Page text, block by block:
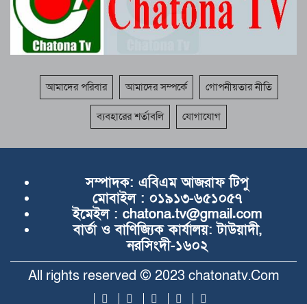
আমাদের পরিবার আমাদের সম্পর্কে গোপনীয়তার নীতি
ব্যবহারের শর্তাবলি যোগাযোগ
সম্পাদক: এবিএম আজরাফ টিপু
মোবাইল : ০১৯১৩-৬৫১০৫৭
ইমেইল : chatona.tv@gmail.com
বার্তা ও বাণিজ্যিক কার্যালয়:টাউয়াদী,
নরসিংদী-১৬০২
All rights reserved © 2023 chatonatv.Com